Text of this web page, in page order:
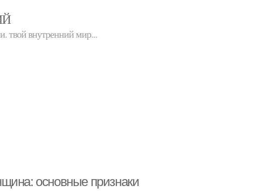
твой внутренний мир...
основные признаки